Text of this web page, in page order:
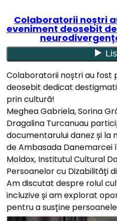
Colaboratorii noștri
eveniment deosebit
Colaboratorii noștri au fost
deosebit dedicat
prin cultură!
Meghea Gabriela, Sorina
Dragalina Turcanuau
documentarului danez și la
de Ambasada Danemarcei
Moldox, Institutul Cultural
Persoanelor cu Dizabilități
Am discutat despre rolul
incluzive și am explorat
pentru a susține